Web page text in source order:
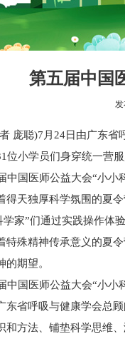
第五届中国
庞聪)7月24日由广东
位小学员们身穿统一营
得天独厚科学氛围的夏
学家”们通过实践操作体
特殊精神传承意义的夏
的期望。
东省呼吸与健康学会总
和方法、铺垫科学思维